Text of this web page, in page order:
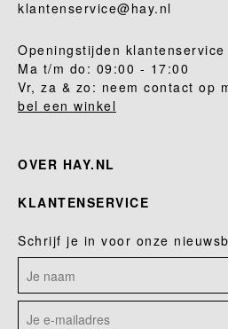
klantenservice@hay.nl
Openingstijden klantenservice
Ma t/m do: 09:00 - 17:00
Vr, za & zo: neem contact op
bel een winkel
OVER HAY.NL
KLANTENSERVICE
Schrijf je in voor onze